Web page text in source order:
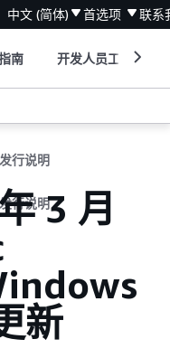
中文 (简体) 首选项 联系
南 开发人员工具
发行说明
发行说明3 月
新